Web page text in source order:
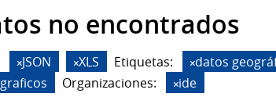
no encontrados
JSON XLS Etiquetas: datos
Organizaciones: ide